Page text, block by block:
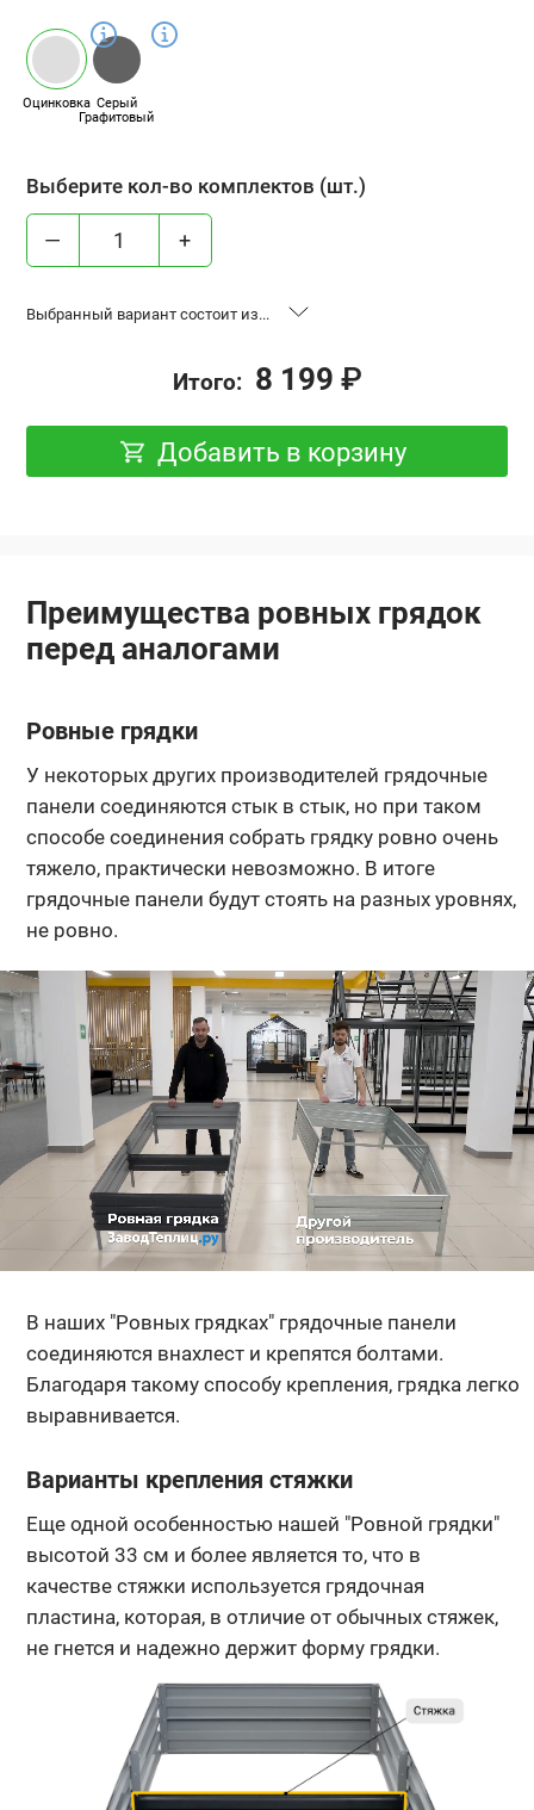
Оцинковка Серый
Графитовый
Выберите кол-во комплектов (шт.)
— +
Выбранный вариант состоит из...
база 1x2 м, Оцинковка
Удлинение “Ровная грядка”,
высота 17 см, 1x2 м, Оцинковка
2 шт.
Итого: 8 199 ₽
Добавить в корзину
Преимущества ровных грядок
перед аналогами
Ровные грядки
У некоторых других производителей грядочные
панели соединяются стык в стык, но при таком
способе соединения собрать грядку ровно очень
тяжело, практически невозможно. В итоге
грядочные панели будут стоять на разных уровнях,
не ровно.
В наших "Ровных грядках" грядочные панели
соединяются внахлест и крепятся болтами.
Благодаря такому способу крепления, грядка легко
выравнивается.
Варианты крепления стяжки
Еще одной особенностью нашей "Ровной грядки"
высотой 33 см и более является то, что в
качестве стяжки используется грядочная
пластина, которая, в отличие от обычных стяжек,
не гнется и надежно держит форму грядки.